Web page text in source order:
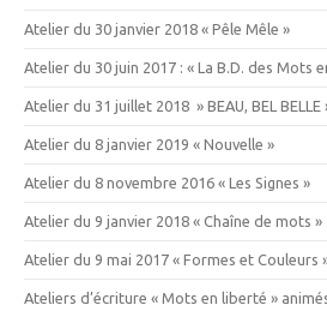
Atelier du 30 janvier 2018 « Pêle Mêle »
Atelier du 30 juin 2017 : « La B.D. des Mots
Atelier du 31 juillet 2018 » BEAU, BEL BELLE
Atelier du 8 janvier 2019 « Nouvelle »
Atelier du 8 novembre 2016 « Les Signes »
Atelier du 9 janvier 2018 « Chaîne de mots »
Atelier du 9 mai 2017 « Formes et Couleurs
Ateliers d’écriture « Mots en liberté »